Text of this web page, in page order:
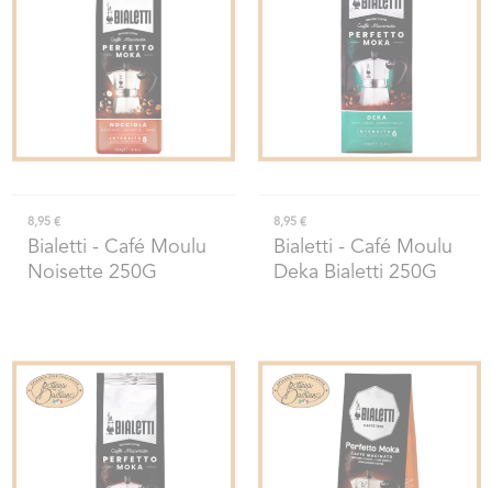
8,95 €
Bialetti - Café Moulu
Noisette 250G
8,95 €
Bialetti - Café Moulu
Deka Bialetti 250G